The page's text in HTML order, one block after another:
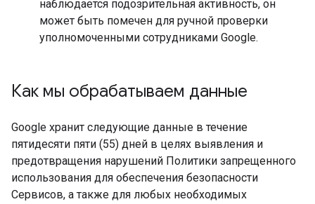
наблюдается подозрительная активность, он
может быть помечен для ручной проверки
уполномоченными сотрудниками Google.
Как мы обрабатываем данные
Google хранит следующие данные в течение
пятидесяти пяти (55) дней в целях выявления и
предотвращения нарушений Политики запрещенного
использования для обеспечения безопасности
Сервисов, а также для любых необходимых